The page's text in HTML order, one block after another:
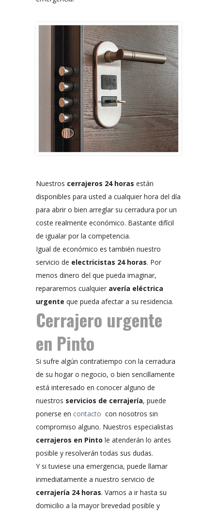
Nuestros cerrajeros 24 horas están
disponibles para usted a cualquier hora del día
para abrir o bien arreglar su cerradura por un
coste realmente económico. Bastante difícil
de igualar por la competencia.
Igual de económico es también nuestro
servicio de electricistas 24 horas. Por
menos dinero del que pueda imaginar,
repararemos cualquier avería eléctrica
urgente que pueda afectar a su residencia.
Cerrajero urgente
en Pinto
Si sufre algún contratiempo con la cerradura
de su hogar o negocio, o bien sencillamente
está interesado en conocer alguno de
nuestros servicios de cerrajería, puede
ponerse en contacto con nosotros sin
compromiso alguno. Nuestros especialistas
cerrajeros en Pinto le atenderán lo antes
posible y resolverán todas sus dudas.
Y si tuviese una emergencia, puede llamar
inmediatamente a nuestro servicio de
cerrajería 24 horas. Vamos a ir hasta su
domicilio a la mayor brevedad posible y